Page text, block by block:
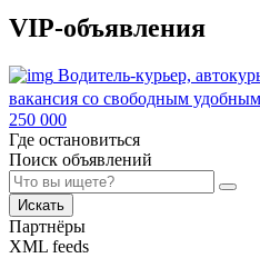
VIP-объявления
Водитель-курьер,
вакансия со свободным
250 000
Где остановиться
Поиск объявлений
Искать
Партнёры
XML feeds